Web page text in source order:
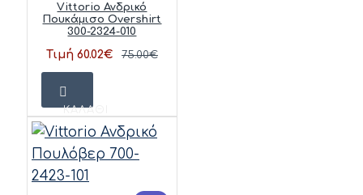
Vittorio Ανδρικό
Πουκάμισο Overshirt
300-2324-010
Τιμή 60.02€ 75.00€
ΚΑΛΆΘΙ